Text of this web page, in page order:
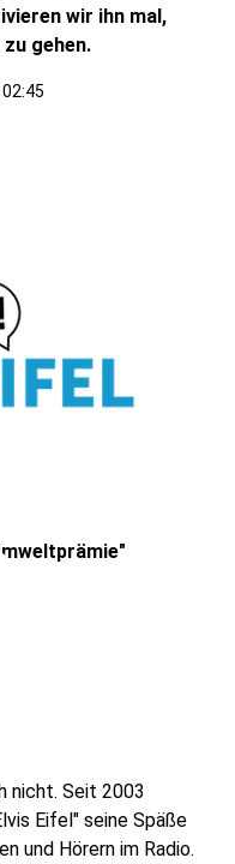
wir ihn mal,
gehen.
nicht. Seit 2003
Eifel" seine Späße
und Hörern im Radio.